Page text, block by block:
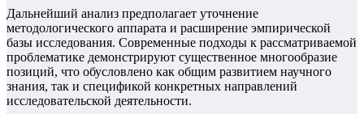
Дальнейший анализ предполагает уточнение
методологического аппарата и расширение эмпирической
базы исследования. Современные подходы к рассматриваемой
проблематике демонстрируют существенное многообразие
позиций, что обусловлено как общим развитием научного
знания, так и спецификой конкретных направлений
исследовательской деятельности.